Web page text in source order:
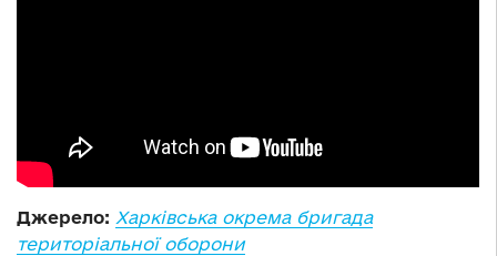
Джерело: Харківська окрема бригада
територіальної оборони